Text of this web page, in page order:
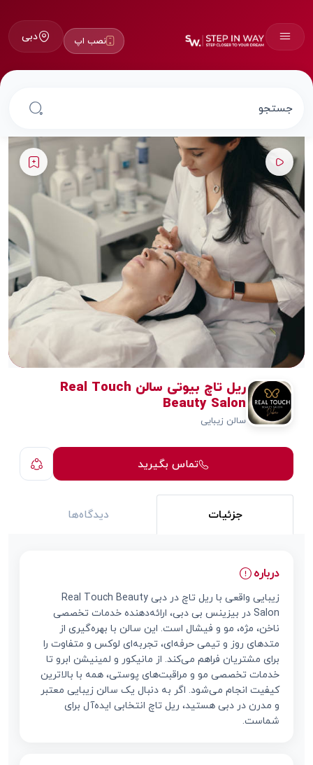
نصب اپ دبی
ریل تاچ بیوتی سالن Real Touch
Beauty Salon
سالن زیبایی
تماس بگیرید
جزئیات دیدگاه‌ها
درباره
زیبایی واقعی با ریل تاچ در دبی Real Touch Beauty
Salon در بیزینس بی دبی، ارائه‌دهنده خدمات تخصصی
ناخن، مژه، مو و فیشال است. این سالن با بهره‌گیری از
متدهای روز و تیمی حرفه‌ای، تجربه‌ای لوکس و متفاوت را
برای مشتریان فراهم می‌کند. از مانیکور و لمینیشن ابرو تا
خدمات تخصصی مو و مراقبت‌های پوستی، همه با بالاترین
کیفیت انجام می‌شود. اگر به دنبال یک سالن زیبایی معتبر
و مدرن در دبی هستید، ریل تاچ انتخابی ایده‌آل برای
شماست.